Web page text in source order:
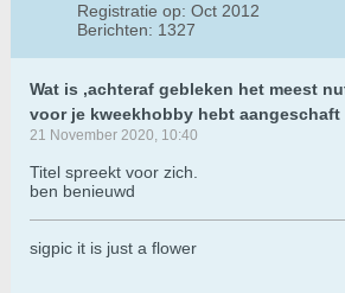
Registratie op: Oct 2012
Berichten: 1327
Wat is ,achteraf gebleken het meest
voor je kweekhobby hebt aangeschaft
21 November 2020, 10:40
Titel spreekt voor zich.
ben benieuwd
sigpic it is just a flower